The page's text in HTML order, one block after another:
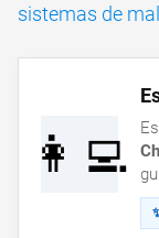
sistemas de
👩‍💻